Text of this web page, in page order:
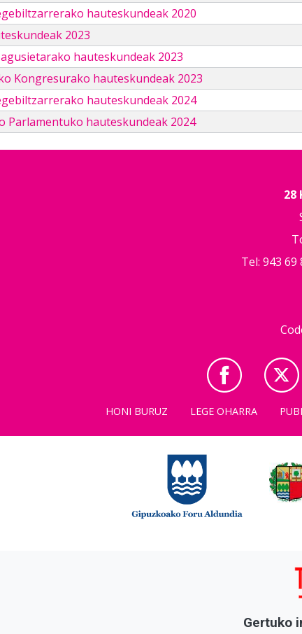
hauteskundeak 2020
2023
hauteskundeak 2023
Kongresurako hauteskundeak 2023
hauteskundeak 2024
Parlamentuko hauteskundeak 2024
28
Tel: 943 69
HONI BURUZ LEGE OHARRA
Gertuko